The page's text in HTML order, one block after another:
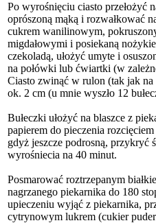
Po wyrośnięciu ciasto przełożyć
oprószoną mąką i rozwałkować
cukrem wanilinowym,
migdałowymi i posiekaną
czekoladą, ułożyć umyte i
na połówki lub ćwiartki (w
Ciasto zwinąć w rulon (tak jak
ok. 2 cm (u mnie wyszło 12
Bułeczki ułożyć na blaszce z
papierem do pieczenia
gdyż jeszcze podrosną, przykryć
wyrośniecia na 40 minut.
Posmarować roztrzepanym
nagrzanego piekarnika do 180
upieczeniu wyjąć z piekarnika,
cytrynowym lukrem (cukier